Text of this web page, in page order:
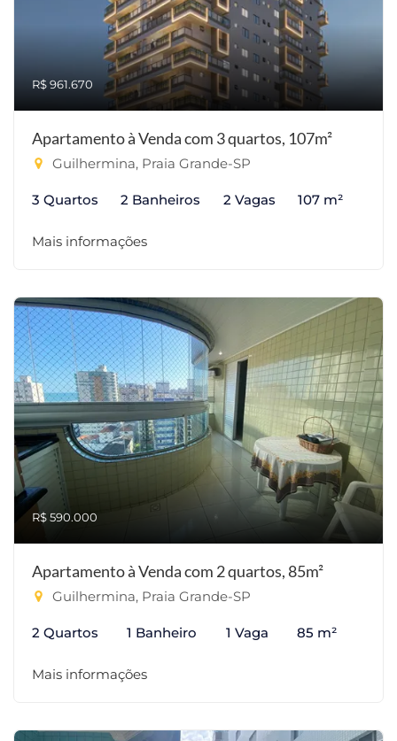
R$ 961.670
Apartamento à Venda com 3 quartos, 107m²
Guilhermina, Praia Grande-SP
3 Quartos 2 Banheiros 2 Vagas 107 m²
Mais informações
R$ 590.000
Apartamento à Venda com 2 quartos, 85m²
Guilhermina, Praia Grande-SP
2 Quartos 1 Banheiro 1 Vaga 85 m²
Mais informações